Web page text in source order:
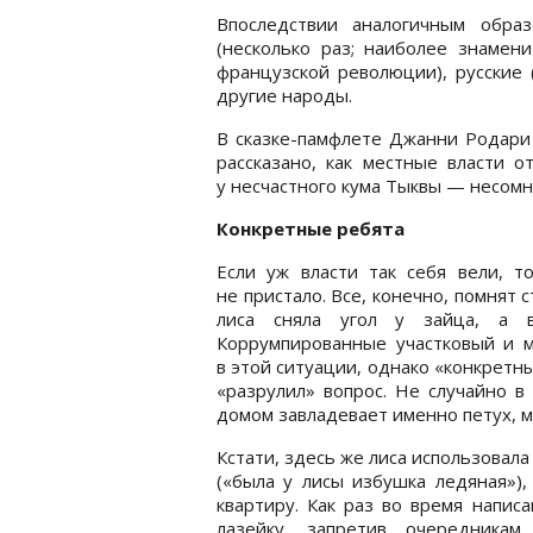
Впоследствии аналогичным
(несколько раз; наиболее
французской революции),
другие народы.
В сказке-памфлете Джанни
рассказано, как местные власти
у несчастного кума Тыквы —
Конкретные ребята
Если уж власти так себя вели,
не пристало. Все, конечно,
лиса сняла угол у зайца, а
Коррумпированные участковый и
в этой ситуации, однако
«разрулил» вопрос. Не случайно
домом завладевает именно петух,
Кстати, здесь же лиса
(«была у лисы избушка
квартиру. Как раз во время
лазейку, запретив